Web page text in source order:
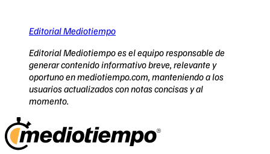
Editorial Mediotiempo
Editorial Mediotiempo es el equipo responsable de
generar contenido informativo breve, relevante y
oportuno en mediotiempo.com, manteniendo a los
usuarios actualizados con notas concisas y al
momento.